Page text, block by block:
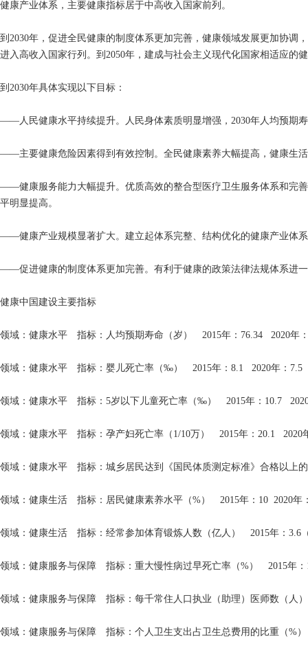
健康产业体系，主要健康指标居于中高收入国家前列。
到2030年，促进全民健康的制度体系更加完善，健康领域发展更加协
进入高收入国家行列。到2050年，建成与社会主义现代化国家相适应的
到2030年具体实现以下目标：
——人民健康水平持续提升。人民身体素质明显增强，2030年人均预期
——主要健康危险因素得到有效控制。全民健康素养大幅提高，健康生
——健康服务能力大幅提升。优质高效的整合型医疗卫生服务体系和完
平明显提高。
——健康产业规模显著扩大。建立起体系完整、结构优化的健康产业体
——促进健康的制度体系更加完善。有利于健康的政策法律法规体系进
健康中国建设主要指标
领域：健康水平 指标：人均预期寿命（岁） 2015年：76.34 2020年
领域：健康水平 指标：婴儿死亡率（‰） 2015年：8.1 2020年：7.5
领域：健康水平 指标：5岁以下儿童死亡率（‰） 2015年：10.7
领域：健康水平 指标：孕产妇死亡率（1/10万） 2015年：20.1 2020
领域：健康水平 指标：城乡居民达到《国民体质测定标准》合格以上
领域：健康生活 指标：居民健康素养水平（%） 2015年：10 2020年
领域：健康生活 指标：经常参加体育锻炼人数（亿人） 2015年：3.6
领域：健康服务与保障 指标：重大慢性病过早死亡率（%） 2015年
领域：健康服务与保障 指标：每千常住人口执业（助理）医师数（人
领域：健康服务与保障 指标：个人卫生支出占卫生总费用的比重（%